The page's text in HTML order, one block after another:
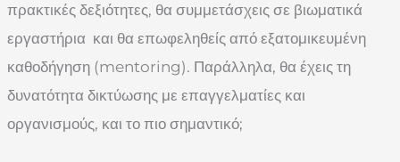
πρακτικές δεξιότητες, θα συμμετάσχεις σε βιωματικά
εργαστήρια και θα επωφεληθείς από εξατομικευμένη
καθοδήγηση (mentoring). Παράλληλα, θα έχεις τη
δυνατότητα δικτύωσης με επαγγελματίες και
οργανισμούς, και το πιο σημαντικό;